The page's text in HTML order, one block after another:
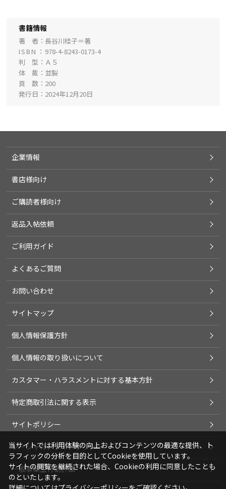
書籍情報
著 者
長谷川桂子＝著
ISBN
978-4-8243-0173-4
判 型
Ａ５
体 裁
並製
頁 数
200
発行日
2024年12月20日
企業情報
書店様向け
ご購読者様向け
返品入帖依頼
ご利用ガイド
よくあるご質問
お問い合わせ
サイトマップ
個人情報保護方針
個人情報の取り扱いについて
カスタマー・ハラスメントに対する基本方針
特定商取引法に関する表示
サイトポリシー
ソーシャルメディアポリシー
一般事業主行動計画
当サイトでは利用体験の向上およびコンテンツの最適な提供、ト
ラフィックの分析を目的としてCookieを使用しています。
サイトの閲覧を継続された場合、Cookieの利用に同意したことも
のといたします。